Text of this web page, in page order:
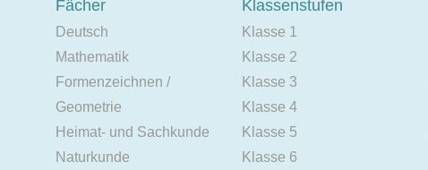
Fächer
Deutsch
Mathematik
Formenzeichnen /
Geometrie
Heimat- und Sachkunde
Naturkunde
Klassenstufen
Klasse 1
Klasse 2
Klasse 3
Klasse 4
Klasse 5
Klasse 6